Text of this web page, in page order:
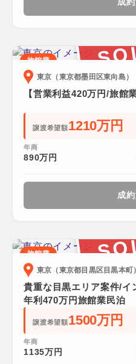
旅館業
東京（東京都墨田区東向島）
【営業利益420万円/旅館
譲渡希望額1210万円
年商
890万円
成
旅館業
東京（東京都目黒区目黒本町）
貴重な目黒エリア案件/イ
年利470万円旅館業民泊
譲渡希望額1500万円
年商
1135万円